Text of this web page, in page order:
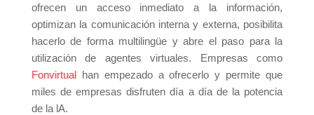
ofrecen un acceso inmediato a la información,
optimizan la comunicación interna y externa, posibilita
hacerlo de forma multilingüe y abre el paso para la
utilización de agentes virtuales. Empresas como
Fonvirtualhan empezado a ofrecerlo y permite que
miles de empresas disfruten día a día de la potencia
de la lA.